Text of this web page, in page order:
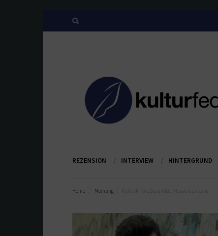
REZENSION INTERVIEW HINTERGRUND
Home Meinung